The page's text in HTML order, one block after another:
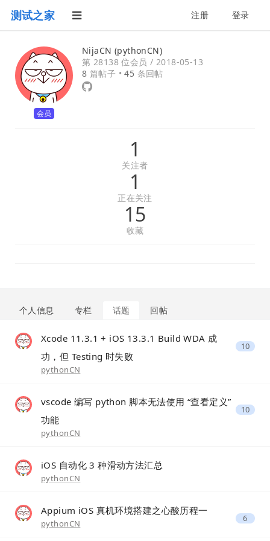
测试之家 注册 登录
会员
NijaCN (pythonCN)
第 28138 位会员 / 2018-05-13
8 篇帖子 •45 条回帖
1
关注者
1
正在关注
15
收藏
个人信息 专栏 话题 回帖
Xcode 11.3.1 + iOS 13.3.1 Build WDA 成
功，但 Testing 时失败
pythonCN
10
vscode 编写 python 脚本无法使用 “查看定义”
功能
pythonCN
10
iOS 自动化 3 种滑动方法汇总
pythonCN
Appium iOS 真机环境搭建之心酸历程一
pythonCN 6